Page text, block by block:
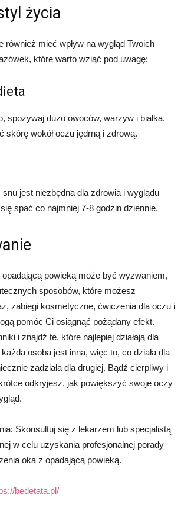
życia
również mieć wpływ na wygląd Twoich
które warto wziąć pod uwagę:
spożywaj dużo owoców, warzyw i białka.
skórę wokół oczu jędrną i zdrową.
jest niezbędna dla zdrowia i wyglądu
spać co najmniej 7-8 godzin dziennie.
powieką może być wyzwaniem,
sposobów, które możesz
zabiegi kosmetyczne, ćwiczenia dla oczu i
pomóc Ci osiągnąć pożądany efekt.
i znajdź te, które najlepiej działają dla
osoba jest inna, więc to, co działa dla
zadziała dla drugiej. Bądź cierpliwy i
odkryjesz, jak powiększyć swoje oczy
Skonsultuj się z lekarzem lub specjalistą
w celu uzyskania profesjonalnej porady
oka z opadającą powieką.
bedetata.pl/